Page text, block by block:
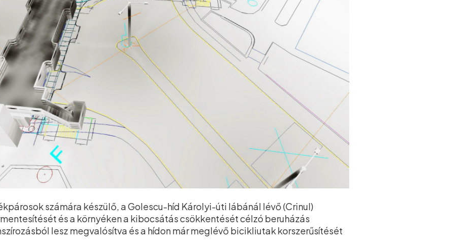
számára készülő, a Golescu-híd Károlyi-úti lábánál lévő (Crinul)
és a környéken a kibocsátás csökkentését célzó beruházás
lesz megvalósítva és a hídon már meglévő bicikliutak korszerűsítését